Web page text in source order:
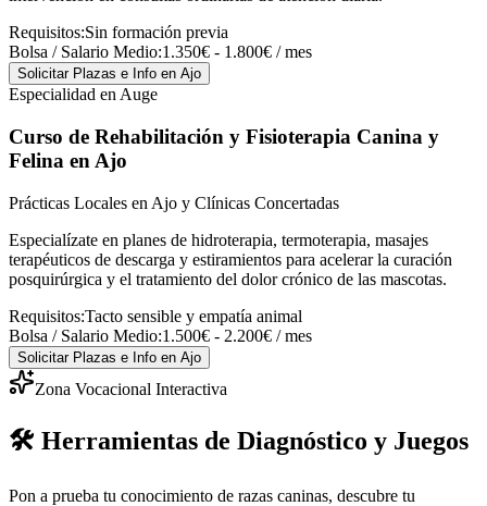
Requisitos:Sin formación previa
Bolsa / Salario Medio:1.350€ - 1.800€ / mes
Solicitar Plazas e Info en Ajo
Especialidad en Auge
Curso de Rehabilitación y Fisioterapia Canina y
Felina en Ajo
Prácticas Locales en Ajo y Clínicas Concertadas
Especialízate en planes de hidroterapia, termoterapia, masajes
terapéuticos de descarga y estiramientos para acelerar la curación
posquirúrgica y el tratamiento del dolor crónico de las mascotas.
Requisitos:Tacto sensible y empatía animal
Bolsa / Salario Medio:1.500€ - 2.200€ / mes
Solicitar Plazas e Info en Ajo
Zona Vocacional Interactiva
🛠️ Herramientas de Diagnóstico y Juegos
Pon a prueba tu conocimiento de razas caninas, descubre tu